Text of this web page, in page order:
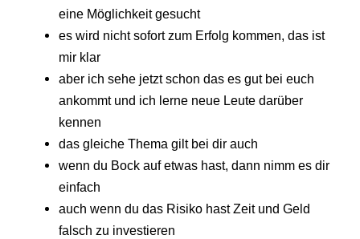
eine Möglichkeit gesucht
es wird nicht sofort zum Erfolg kommen, das ist
mir klar
aber ich sehe jetzt schon das es gut bei euch
ankommt und ich lerne neue Leute darüber
kennen
das gleiche Thema gilt bei dir auch
wenn du Bock auf etwas hast, dann nimm es dir
einfach
auch wenn du das Risiko hast Zeit und Geld
falsch zu investieren